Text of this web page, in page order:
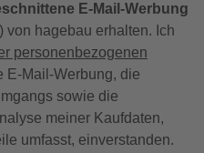
E-Mail-Werbung
von hagebau erhalten. Ich
personenbezogenen
E-Mail-Werbung, die
sowie die
meiner Kaufdaten,
umfasst, einverstanden.